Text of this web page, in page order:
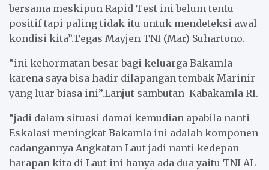
bersama meskipun Rapid Test ini belum tentu
positif tapi paling tidak itu untuk mendeteksi awal
kondisi kita”.Tegas Mayjen TNI (Mar) Suhartono.
“ini kehormatan besar bagi keluarga Bakamla
karena saya bisa hadir dilapangan tembak Marinir
yang luar biasa ini”.Lanjut sambutan Kabakamla RI.
“jadi dalam situasi damai kemudian apabila nanti
Eskalasi meningkat Bakamla ini adalah komponen
cadangannya Angkatan Laut jadi nanti kedepan
harapan kita di Laut ini hanya ada dua yaitu TNI AL